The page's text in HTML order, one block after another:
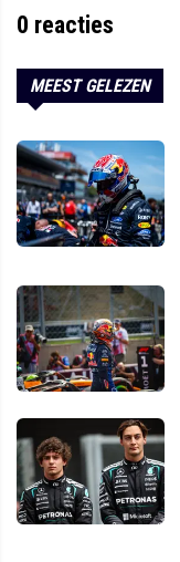
0 reacties
MEEST GELEZEN